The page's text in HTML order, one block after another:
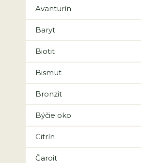
Avanturín
Baryt
Biotit
Bismut
Bronzit
Býčie oko
Citrín
Čaroit